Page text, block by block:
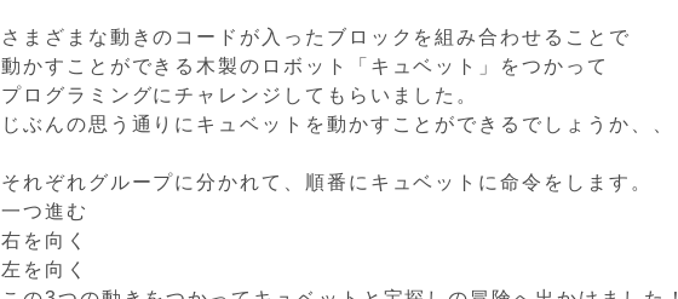
さまざまな動きのコードが入ったブロックを組み合わせることで
動かすことができる木製のロボット「キュベット」をつかって
プログラミングにチャレンジしてもらいました。
じぶんの思う通りにキュベットを動かすことができるでしょうか、、
それぞれグループに分かれて、順番にキュベットに命令をします。
一つ進む
右を向く
左を向く